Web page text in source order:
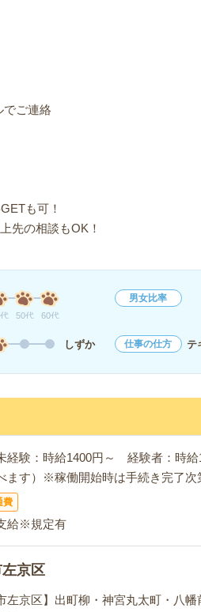
でご連絡
も可！
先の相談もOK！
50代 60代
男女比率
しずか 仕事の仕方 テ
経験：時給1400円～ 経験者：時
ます）※稼働開始時は手続き完了次
費
給※規定有
京区
左京区】出町柳・神宮丸太町・八